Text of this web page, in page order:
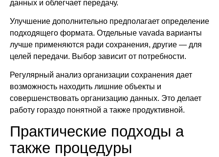
данных и облегчает передачу.
Улучшение дополнительно предполагает определение
подходящего формата. Отдельные vavada варианты
лучше применяются ради сохранения, другие — для
целей передачи. Выбор зависит от потребности.
Регулярный анализ организации сохранения дает
возможность находить лишние объекты и
совершенствовать организацию данных. Это делает
работу гораздо понятной а также продуктивной.
Практические подходы а
также процедуры